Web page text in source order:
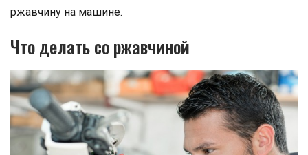
ржавчину на машине.
Что делать со ржавчиной